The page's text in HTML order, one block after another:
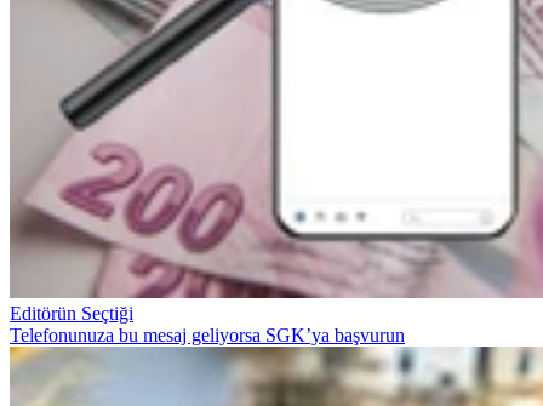
Editörün Seçtiği
Telefonunuza bu mesaj geliyorsa SGK’ya başvurun